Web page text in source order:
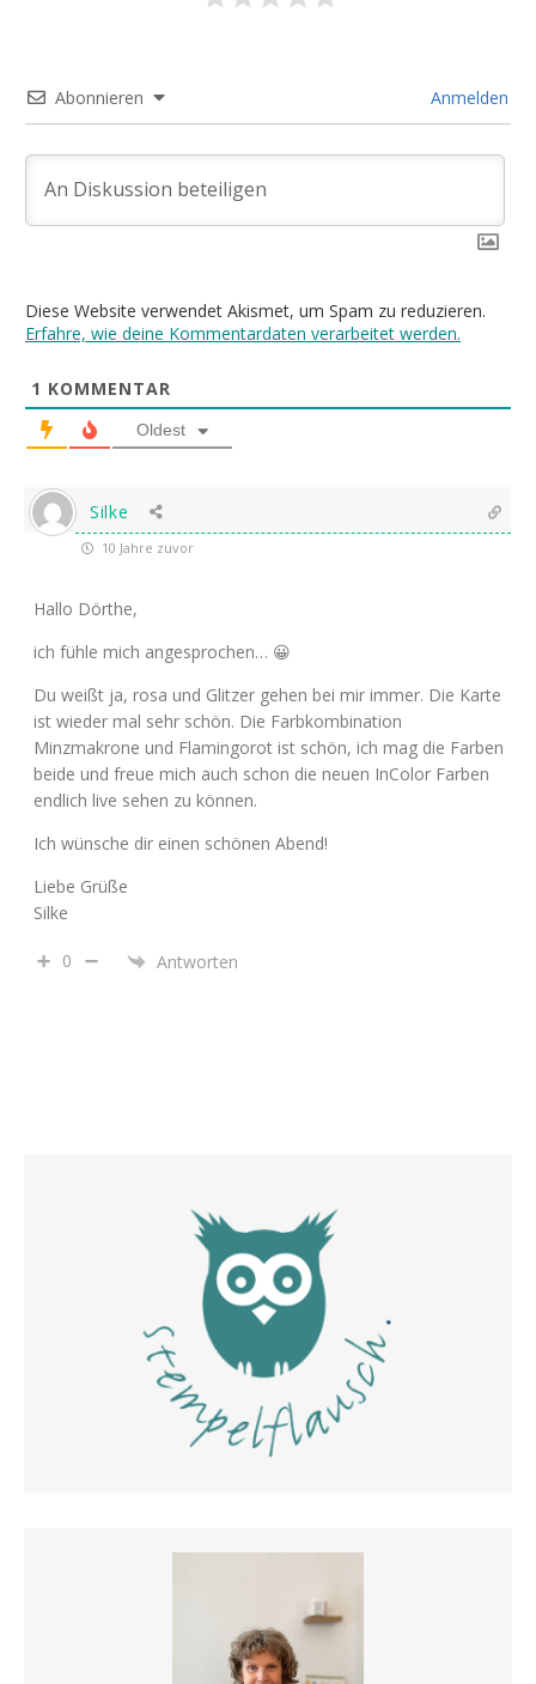
Abonnieren Anmelden
Diese Website verwendet Akismet, um Spam zu reduzieren.
Erfahre, wie deine Kommentardaten verarbeitet werden.
1 KOMMENTAR
Oldest
Silke
10 Jahre zuvor
Hallo Dörthe,
ich fühle mich angesprochen… 😀
Du weißt ja, rosa und Glitzer gehen bei mir immer. Die Karte
ist wieder mal sehr schön. Die Farbkombination
Minzmakrone und Flamingorot ist schön, ich mag die Farben
beide und freue mich auch schon die neuen InColor Farben
endlich live sehen zu können.
Ich wünsche dir einen schönen Abend!
Liebe Grüße
Silke
0 Antworten